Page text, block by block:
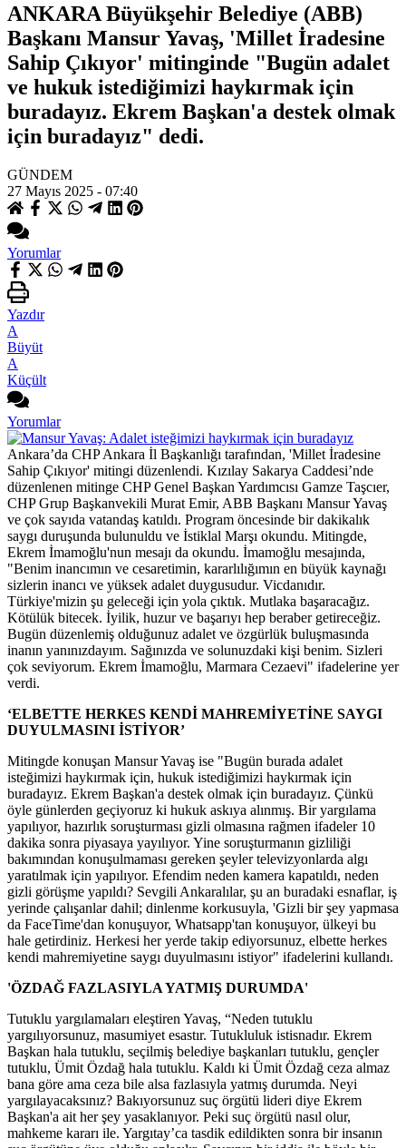
ANKARA Büyükşehir Belediye (ABB)
Başkanı Mansur Yavaş, 'Millet İradesine
Sahip Çıkıyor' mitinginde "Bugün adalet
ve hukuk istediğimizi haykırmak için
buradayız. Ekrem Başkan'a destek olmak
için buradayız" dedi.
GÜNDEM
27 Mayıs 2025 - 07:40
Yorumlar
Yazdır
A
Büyüt
A
Küçült
Yorumlar
Ankara’da CHP Ankara İl Başkanlığı tarafından, 'Millet İradesine
Sahip Çıkıyor' mitingi düzenlendi. Kızılay Sakarya Caddesi’nde
düzenlenen mitinge CHP Genel Başkan Yardımcısı Gamze Taşcıer,
CHP Grup Başkanvekili Murat Emir, ABB Başkanı Mansur Yavaş
ve çok sayıda vatandaş katıldı. Program öncesinde bir dakikalık
saygı duruşunda bulunuldu ve İstiklal Marşı okundu. Mitingde,
Ekrem İmamoğlu'nun mesajı da okundu. İmamoğlu mesajında,
"Benim inancımın ve cesaretimin, kararlılığımın en büyük kaynağı
sizlerin inancı ve yüksek adalet duygusudur. Vicdanıdır.
Türkiye'mizin şu geleceği için yola çıktık. Mutlaka başaracağız.
Kötülük bitecek. İyilik, huzur ve başarıyı hep beraber getireceğiz.
Bugün düzenlemiş olduğunuz adalet ve özgürlük buluşmasında
inanın yanınızdayım. Sağınızda ve solunuzdaki kişi benim. Sizleri
çok seviyorum. Ekrem İmamoğlu, Marmara Cezaevi" ifadelerine yer
verdi.
‘ELBETTE HERKES KENDİ MAHREMİYETİNE SAYGI
DUYULMASINI İSTİYOR’
Mitingde konuşan Mansur Yavaş ise "Bugün burada adalet
isteğimizi haykırmak için, hukuk istediğimizi haykırmak için
buradayız. Ekrem Başkan'a destek olmak için buradayız. Çünkü
öyle günlerden geçiyoruz ki hukuk askıya alınmış. Bir yargılama
yapılıyor, hazırlık soruşturması gizli olmasına rağmen ifadeler 10
dakika sonra piyasaya yayılıyor. Yine soruşturmanın gizliliği
bakımından konuşulmaması gereken şeyler televizyonlarda algı
yaratılmak için yapılıyor. Efendim neden kamera kapatıldı, neden
gizli görüşme yapıldı? Sevgili Ankaralılar, şu an buradaki esnaflar, iş
yerinde çalışanlar dahil; dinlenme korkusuyla, 'Gizli bir şey yapmasa
da FaceTime'dan konuşuyor, Whatsapp'tan konuşuyor, ülkeyi bu
hale getirdiniz. Herkesi her yerde takip ediyorsunuz, elbette herkes
kendi mahremiyetine saygı duyulmasını istiyor" ifadelerini kullandı.
'ÖZDAĞ FAZLASIYLA YATMIŞ DURUMDA'
Tutuklu yargılamaları eleştiren Yavaş, “Neden tutuklu
yargılıyorsunuz, masumiyet esastır. Tutukluluk istisnadır. Ekrem
Başkan hala tutuklu, seçilmiş belediye başkanları tutuklu, gençler
tutuklu, Ümit Özdağ hala tutuklu. Kaldı ki Ümit Özdağ ceza almaz
bana göre ama ceza bile alsa fazlasıyla yatmış durumda. Neyi
yargılayacaksınız? Bakıyorsunuz suç örgütü lideri diye Ekrem
Başkan'a ait her şey yasaklanıyor. Peki suç örgütü nasıl olur,
mahkeme kararı ile. Yargıtay’ca tasdik edildikten sonra bir insanın